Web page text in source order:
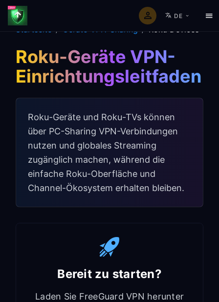
DE
Startseite / Geräte-VPN-Sharing / Roku Devices
Roku-Geräte VPN-
Einrichtungsleitfaden
Roku-Geräte und Roku-TVs können
über PC-Sharing VPN-Verbindungen
nutzen und globales Streaming
zugänglich machen, während die
einfache Roku-Oberfläche und
Channel-Ökosystem erhalten bleiben.
Bereit zu starten?
Laden Sie FreeGuard VPN herunter